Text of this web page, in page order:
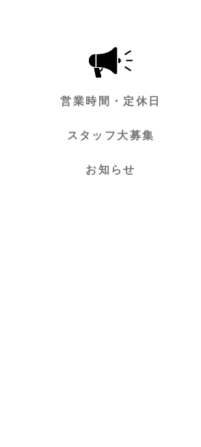
営業時間・定休日
スタッフ大募集
お知らせ